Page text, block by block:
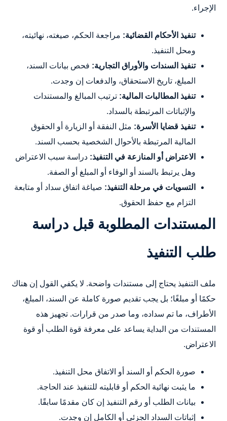
الإجراء.
تنفيذ الأحكام القضائية: مراجعة الحكم، صيغته، نهائيته،
ومحل التنفيذ.
تنفيذ السندات والأوراق التجارية: فحص بيانات السند،
المبلغ، تاريخ الاستحقاق، والدفعات إن وجدت.
تنفيذ المطالبات المالية: ترتيب المبالغ والمستندات
والإثباتات المرتبطة بالسداد.
تنفيذ قضايا الأسرة: مثل النفقة أو الزيارة أو الحقوق
المالية المرتبطة بالأحوال الشخصية بحسب السند.
الاعتراض أو المنازعة في التنفيذ: دراسة سبب الاعتراض
وهل يرتبط بالسند أو الوفاء أو المبلغ أو الصفة.
التسويات في مرحلة التنفيذ: صياغة اتفاق سداد أو متابعة
التزام مع حفظ الحقوق.
المستندات المطلوبة قبل دراسة
طلب التنفيذ
ملف التنفيذ يحتاج إلى مستندات واضحة. لا يكفي القول إن هناك
حكمًا أو مبلغًا؛ بل يجب تقديم صورة كاملة عن السند، المبلغ،
الأطراف، ما تم سداده، وما صدر من قرارات. تجهيز هذه
المستندات من البداية يساعد على معرفة قوة الطلب أو قوة
الاعتراض.
صورة الحكم أو السند أو الاتفاق محل التنفيذ.
ما يثبت نهائية الحكم أو قابليته للتنفيذ عند الحاجة.
بيانات الطلب أو رقم التنفيذ إن كان مقدمًا سابقًا.
إثباتات السداد الجزئي أو الكامل إن وجدت.